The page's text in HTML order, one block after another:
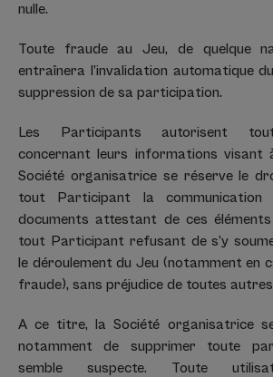
nulle.
Toute fraude au Jeu, de quelque
entraînera l’invalidation automatique
suppression de sa participation.
Les Participants autorisent
concernant leurs informations visant
Société organisatrice se réserve le
tout Participant la communication
documents attestant de ces
tout Participant refusant de s’y
le déroulement du Jeu (notamment en
fraude), sans préjudice de toutes
A ce titre, la Société organisatrice
notamment de supprimer toute
semble suspecte. Toute